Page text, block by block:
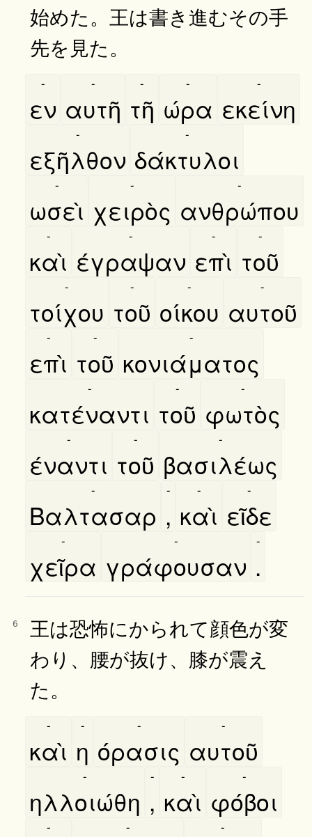
始めた。王は書き進むその手
先を見た。
εν
-
αυτῆ
-
τῆ
-
ώρα
-
εκείνη
-
εξῆλθον
-
δάκτυλοι
-
ωσεὶ
-
χειρὸς
-
ανθρώπου
-
καὶ
-
έγραψαν
-
επὶ
-
τοῦ
-
τοίχου
-
τοῦ
-
οίκου
-
αυτοῦ
-
επὶ
-
τοῦ
-
κονιάματος
-
κατέναντι
-
τοῦ
-
φωτὸς
-
έναντι
-
τοῦ
-
βασιλέως
-
Βαλτασαρ
-
,
-
καὶ
-
εῖδε
-
χεῖρα
-
γράφουσαν
-
.
-
6
王は恐怖にかられて顔色が変
わり、腰が抜け、膝が震え
た。
καὶ
-
η
-
όρασις
-
αυτοῦ
-
ηλλοιώθη
-
,
-
καὶ
-
φόβοι
-
- - -